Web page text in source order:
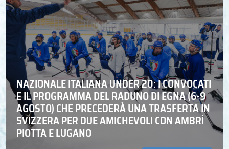
NAZIONALE ITALIANA UNDER 20: I CONVOCATI
E IL PROGRAMMA DEL RADUNO DI EGNA (6-9
AGOSTO) CHE PRECEDERÀ UNA TRASFERTA IN
SVIZZERA PER DUE AMICHEVOLI CON AMBRÌ
PIOTTA E LUGANO